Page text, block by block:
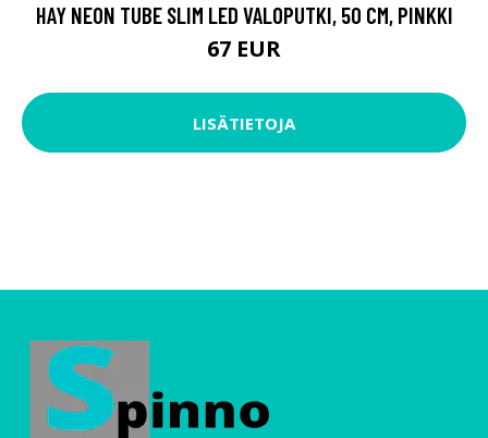
HAY NEON TUBE SLIM LED VALOPUTKI, 50 CM, PINKKI
67 EUR
LISÄTIETOJA